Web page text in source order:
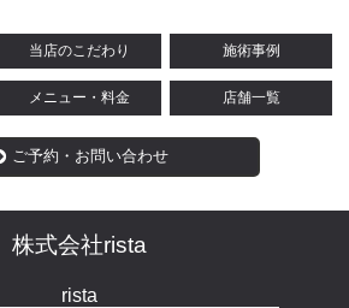
当店のこだわり 施術事例
メニュー・料金 店舗一覧
ご予約・お問い合わせ
株式会社rista
rista